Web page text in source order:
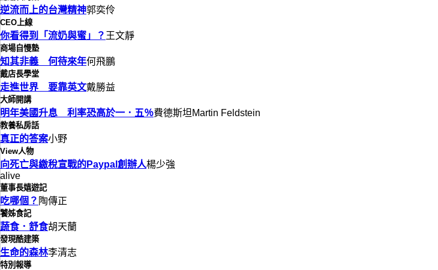
逆流而上的台灣精神郭奕伶
CEO上線
你看得到「流奶與蜜」？ 王文靜
商場自慢塾
知其非義 何待來年何飛鵬
戴店長學堂
走進世界 要靠英文戴勝益
大師開講
明年美國升息 利率恐高於一．五％費德斯坦Martin Feldstein
教養私房話
真正的答案小野
View人物
向死亡與繳稅宣戰的Paypal創辦人楊少強
alive
董事長嬉遊記
吃哪個？ 陶傳正
饕姊食記
蔬食．舒食胡天蘭
發現酷建築
生命的森林李清志
特別報導